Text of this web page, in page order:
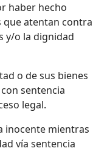
haber hecho
atentan contra
y/o la dignidad
o de sus bienes
sentencia
legal.
inocente mientras
vía sentencia